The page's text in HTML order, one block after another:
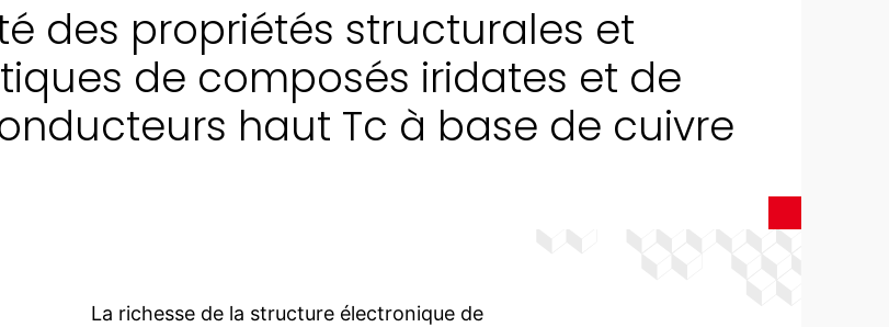
des propriétés structurales et
de composés iridates et de
haut Tc à base de cuivre
La richesse de la structure électronique de